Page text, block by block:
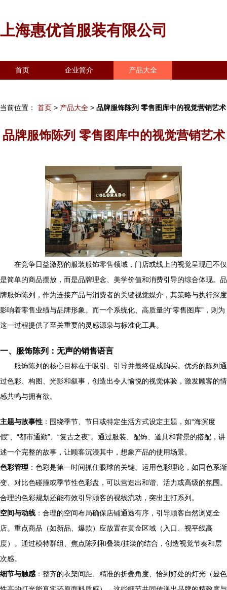
上海惠优首服装有限公司
首页 企业简介 产品大全
当前位置： 首页 > 产品大全 > 品牌服饰陈列 零售图库中的视觉营销艺术
品牌服饰陈列 零售图库中的视觉营销艺术
在竞争日益激烈的服装服饰零售领域，门店或线上的视觉呈现已不仅
是简单的商品摆放，而是品牌理念、美学价值和消费引导的综合体现。品
牌服饰陈列，作为连接产品与消费者的关键视觉媒介，其策略与执行深度
影响着零售业绩与品牌形象。而一个系统化、高质量的“零售图库”，则为
这一过程提供了至关重要的灵感源泉与标准化工具。
一、服饰陈列：无声的销售语言
服饰陈列的核心目标在于吸引、引导并最终促成购买。优秀的陈列通
过色彩、构图、光影和叙事，创造出令人愉悦的视觉体验，激发顾客的情
感共鸣与拥有欲。
主题与故事性 ：围绕季节、节日或特定生活方式设定主题，如“海滨度
假”、“都市通勤”、“复古之夜”。通过服装、配饰、道具和背景的搭配，讲
述一个完整的故事，让顾客沉浸其中，想象产品的使用场景。
色彩管理 ：色彩是第一时间抓住眼球的关键。运用色彩理论，如同色系渐
变、对比色碰撞或季节性色彩盘，可以营造出和谐、活力或高级的氛围。
合理的色彩规划还能有效引导顾客的视线流动，突出主打系列。
空间与动线 ：合理的空间布局确保店铺通透有序，引导顾客自然浏览全
店。重点商品（如新品、爆款）应放置在黄金区域（入口、视平线高
度）。通过模特群组、焦点陈列和叠装/挂装的结合，创造视觉节奏和层
次感。
细节与触感 ：整齐的衣架间距、精准的折叠角度、恰到好处的灯光（显色